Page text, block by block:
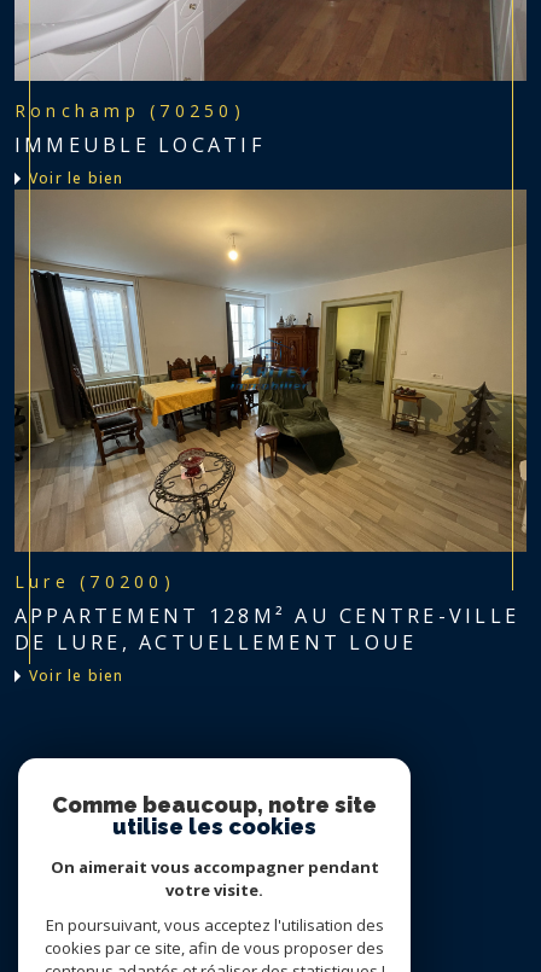
Ronchamp (70250)
IMMEUBLE LOCATIF
voir le bien
Lure (70200)
APPARTEMENT 128M² AU CENTRE-VILLE
DE LURE, ACTUELLEMENT LOUE
voir le bien
Comme beaucoup, notre site
utilise les cookies
On aimerait vous accompagner pendant
votre visite.
En poursuivant, vous acceptez l'utilisation des
cookies par ce site, afin de vous proposer des